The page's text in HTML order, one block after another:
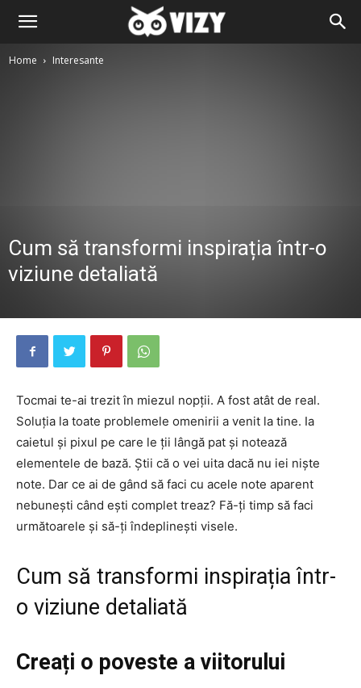
Home Interesante
Cum să transformi inspirația într-o
viziune detaliată
Tocmai te-ai trezit în miezul nopții. A fost atât de real.
Soluția la toate problemele omenirii a venit la tine. Ia
caietul și pixul pe care le ții lângă pat și notează
elementele de bază. Știi că o vei uita dacă nu iei niște
note. Dar ce ai de gând să faci cu acele note aparent
nebunești când ești complet treaz? Fă-ți timp să faci
următoarele și să-ți îndeplinești visele.
Cum să transformi inspirația într-
o viziune detaliată
Creați o poveste a viitorului